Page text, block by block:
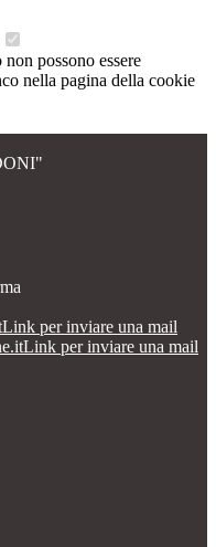
possono essere
nella pagina della cookie
Link per inviare una mail
Link per inviare una mail